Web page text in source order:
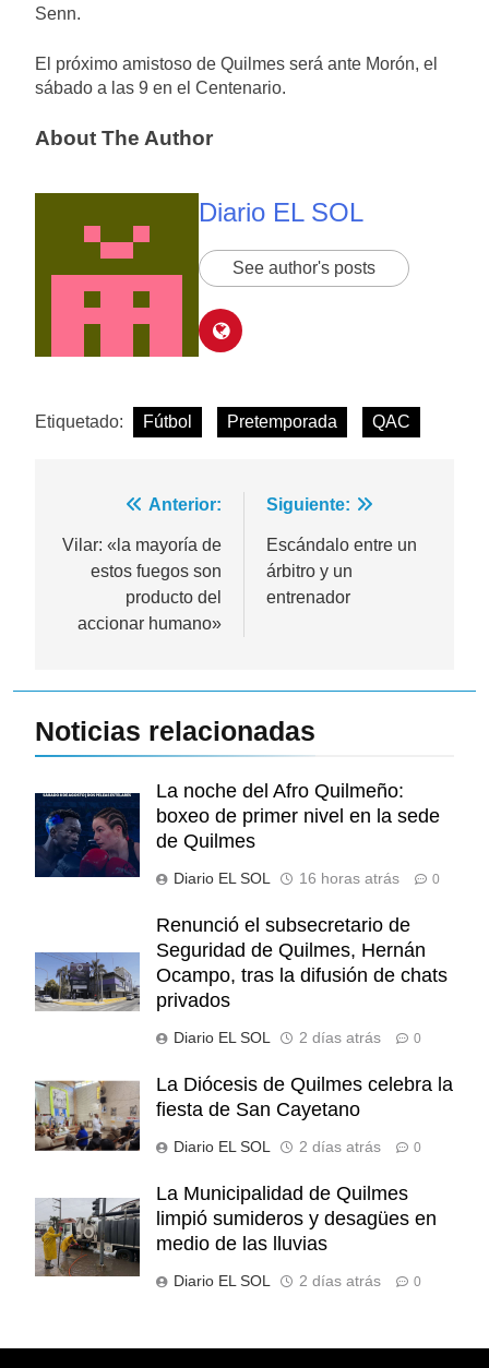
Senn.
El próximo amistoso de Quilmes será ante Morón, el
sábado a las 9 en el Centenario.
About The Author
Diario EL SOL
See author's posts
Etiquetado: Fútbol Pretemporada QAC
Navegación
de
entradas
Anterior:
Vilar: «la mayoría de
estos fuegos son
producto del
accionar humano»
Siguiente:
Escándalo entre un
árbitro y un
entrenador
Noticias relacionadas
La noche del Afro Quilmeño:
boxeo de primer nivel en la sede
de Quilmes
Diario EL SOL 16 horas atrás 0
Renunció el subsecretario de
Seguridad de Quilmes, Hernán
Ocampo, tras la difusión de chats
privados
Diario EL SOL 2 días atrás 0
La Diócesis de Quilmes celebra la
fiesta de San Cayetano
Diario EL SOL 2 días atrás 0
La Municipalidad de Quilmes
limpió sumideros y desagües en
medio de las lluvias
Diario EL SOL 2 días atrás 0